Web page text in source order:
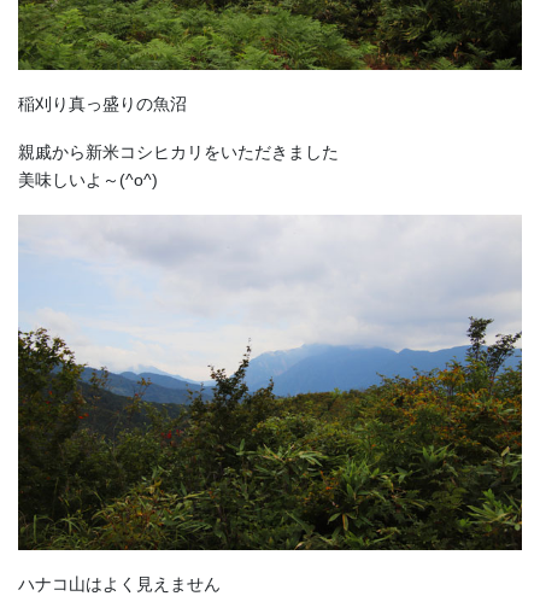
稲刈り真っ盛りの魚沼
親戚から新米コシヒカリをいただきました
美味しいよ～(^o^)
ハナコ山はよく見えません